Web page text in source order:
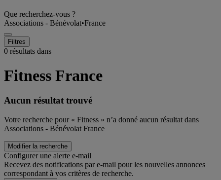
Que recherchez-vous ?
Associations - Bénévolat•France
Filtres
0 résultats dans
Fitness France
Aucun résultat trouvé
Votre recherche pour « Fitness » n’a donné aucun résultat dans
Associations - Bénévolat France
Modifier la recherche
Configurer une alerte e-mail
Recevez des notifications par e-mail pour les nouvelles annonces
correspondant à vos critères de recherche.